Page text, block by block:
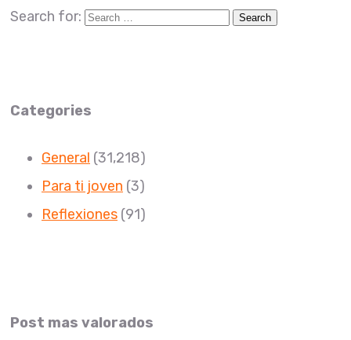
Search for:
Categories
General (31,218)
Para ti joven (3)
Reflexiones (91)
Post mas valorados